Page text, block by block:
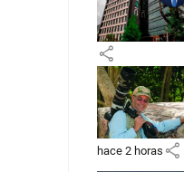
share
hace 2 horas share